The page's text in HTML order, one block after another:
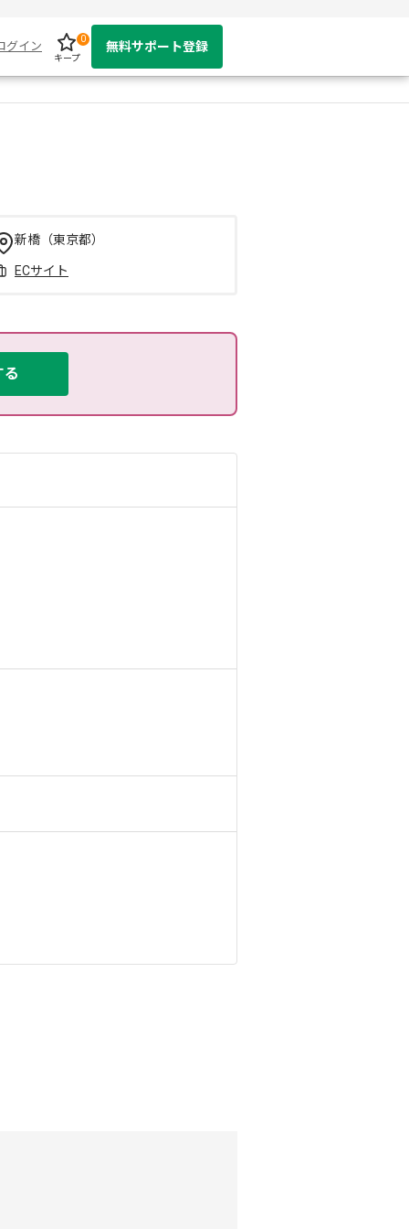
グイン
キープ
0
無料サポート登録
新橋（東京都）
ECサイト
る